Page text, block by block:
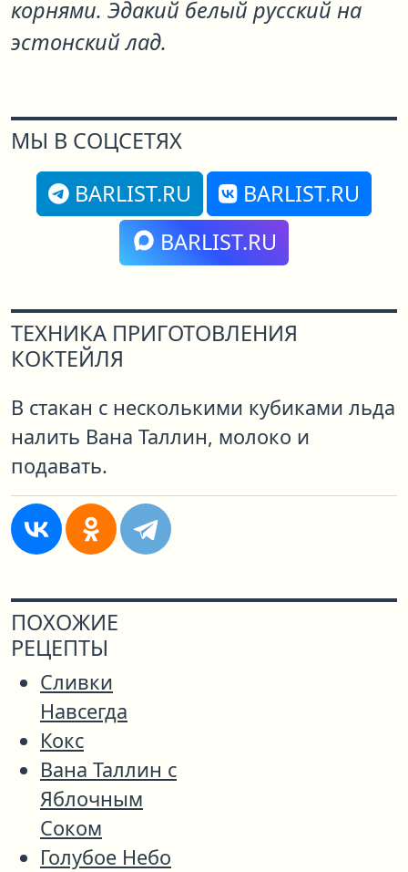
корнями. Эдакий белый русский на
эстонский лад.
МЫ В СОЦСЕТЯХ
BARLIST.RU
BARLIST.RU
BARLIST.RU
ТЕХНИКА ПРИГОТОВЛЕНИЯ
КОКТЕЙЛЯ
В стакан с несколькими кубиками льда
налить Вана Таллин, молоко и
подавать.
ПОХОЖИЕ
РЕЦЕПТЫ
Сливки
Навсегда
Кокс
Вана Таллин с
Яблочным
Соком
Голубое Небо